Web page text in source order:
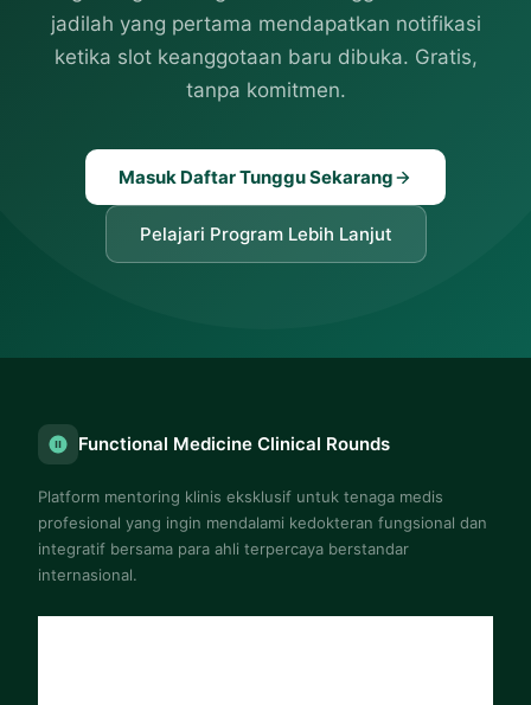
jadilah yang pertama mendapatkan notifikasi
ketika slot keanggotaan baru dibuka. Gratis,
tanpa komitmen.
Masuk Daftar Tunggu Sekarang
Pelajari Program Lebih Lanjut
Functional Medicine Clinical Rounds
Platform mentoring klinis eksklusif untuk tenaga medis
profesional yang ingin mendalami kedokteran fungsional dan
integratif bersama para ahli terpercaya berstandar
internasional.